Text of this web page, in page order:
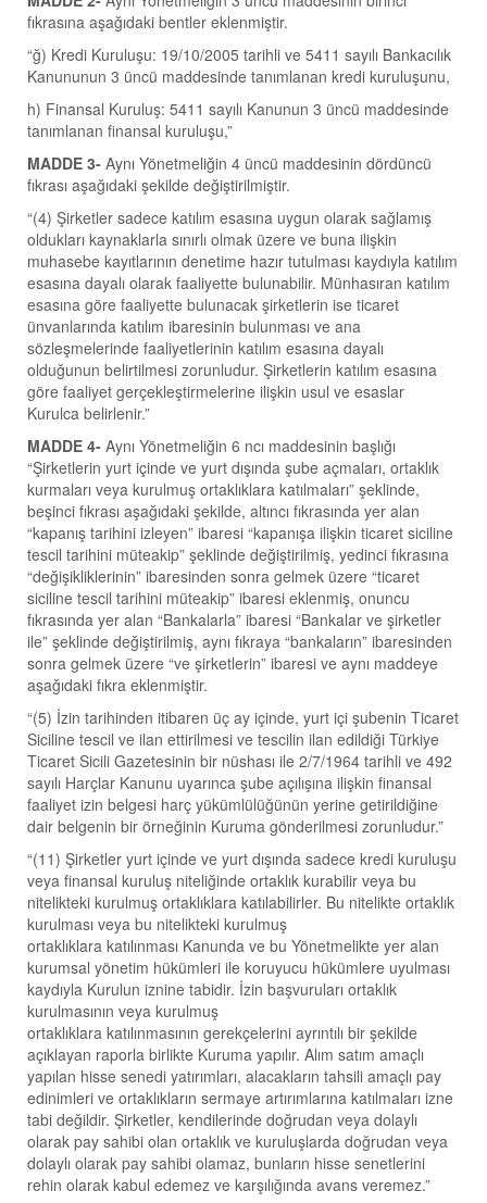
fıkrasına aşağıdaki bentler eklenmiştir.
“ğ) Kredi Kuruluşu: 19/10/2005 tarihli ve 5411 sayılı Bankacılık
Kanununun 3 üncü maddesinde tanımlanan kredi kuruluşunu,
h) Finansal Kuruluş: 5411 sayılı Kanunun 3 üncü maddesinde
tanımlanan finansal kuruluşu,”
MADDE 3- Aynı Yönetmeliğin 4 üncü maddesinin dördüncü
fıkrası aşağıdaki şekilde değiştirilmiştir.
“(4) Şirketler sadece katılım esasına uygun olarak sağlamış
oldukları kaynaklarla sınırlı olmak üzere ve buna ilişkin
muhasebe kayıtlarının denetime hazır tutulması kaydıyla katılım
esasına dayalı olarak faaliyette bulunabilir. Münhasıran katılım
esasına göre faaliyette bulunacak şirketlerin ise ticaret
ünvanlarında katılım ibaresinin bulunması ve ana
sözleşmelerinde faaliyetlerinin katılım esasına dayalı
olduğunun belirtilmesi zorunludur. Şirketlerin katılım esasına
göre faaliyet gerçekleştirmelerine ilişkin usul ve esaslar
Kurulca belirlenir.”
MADDE 4- Aynı Yönetmeliğin 6 ncı maddesinin başlığı
“Şirketlerin yurt içinde ve yurt dışında şube açmaları, ortaklık
kurmaları veya kurulmuş ortaklıklara katılmaları” şeklinde,
beşinci fıkrası aşağıdaki şekilde, altıncı fıkrasında yer alan
“kapanış tarihini izleyen” ibaresi “kapanışa ilişkin ticaret siciline
tescil tarihini müteakip” şeklinde değiştirilmiş, yedinci fıkrasına
“değişikliklerinin” ibaresinden sonra gelmek üzere “ticaret
siciline tescil tarihini müteakip” ibaresi eklenmiş, onuncu
fıkrasında yer alan “Bankalarla” ibaresi “Bankalar ve şirketler
ile” şeklinde değiştirilmiş, aynı fıkraya “bankaların” ibaresinden
sonra gelmek üzere “ve şirketlerin” ibaresi ve aynı maddeye
aşağıdaki fıkra eklenmiştir.
“(5) İzin tarihinden itibaren üç ay içinde, yurt içi şubenin Ticaret
Siciline tescil ve ilan ettirilmesi ve tescilin ilan edildiği Türkiye
Ticaret Sicili Gazetesinin bir nüshası ile 2/7/1964 tarihli ve 492
sayılı Harçlar Kanunu uyarınca şube açılışına ilişkin finansal
faaliyet izin belgesi harç yükümlülüğünün yerine getirildiğine
dair belgenin bir örneğinin Kuruma gönderilmesi zorunludur.”
“(11) Şirketler yurt içinde ve yurt dışında sadece kredi kuruluşu
veya finansal kuruluş niteliğinde ortaklık kurabilir veya bu
nitelikteki kurulmuş ortaklıklara katılabilirler. Bu nitelikte ortaklık
kurulması veya bu nitelikteki kurulmuş
ortaklıklara katılınması Kanunda ve bu Yönetmelikte yer alan
kurumsal yönetim hükümleri ile koruyucu hükümlere uyulması
kaydıyla Kurulun iznine tabidir. İzin başvuruları ortaklık
kurulmasının veya kurulmuş
ortaklıklara katılınmasının gerekçelerini ayrıntılı bir şekilde
açıklayan raporla birlikte Kuruma yapılır. Alım satım amaçlı
yapılan hisse senedi yatırımları, alacakların tahsili amaçlı pay
edinimleri ve ortaklıkların sermaye artırımlarına katılmaları izne
tabi değildir. Şirketler, kendilerinde doğrudan veya dolaylı
olarak pay sahibi olan ortaklık ve kuruluşlarda doğrudan veya
dolaylı olarak pay sahibi olamaz, bunların hisse senetlerini
rehin olarak kabul edemez ve karşılığında avans veremez.”